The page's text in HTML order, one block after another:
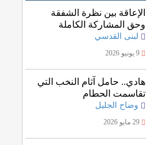
الإعاقة بين نظرة الشفقة
وحق المشاركة الكاملة
لبنى القدسي
9 يونيو 2026
هادي.. حامل آثام النخب التي
تقاسمت الحطام
وضاح الجليل
29 مايو 2026